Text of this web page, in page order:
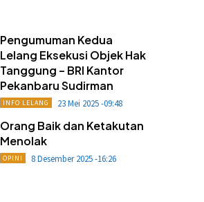
Pengumuman Kedua
Lelang Eksekusi Objek Hak
Tanggung – BRI Kantor
Pekanbaru Sudirman
INFO LELANG 23 Mei 2025 -09:48
Orang Baik dan Ketakutan
Menolak
OPINI 8 Desember 2025 -16:26